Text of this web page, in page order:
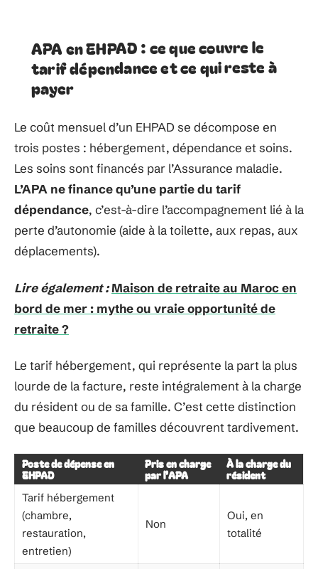
APA en EHPAD : ce que couvre le
tarif dépendance et ce qui reste à
payer
Le coût mensuel d’un EHPAD se décompose en
trois postes : hébergement, dépendance et soins.
Les soins sont financés par l’Assurance maladie.
L’APA ne finance qu’une partie du tarif
dépendance, c’est-à-dire l’accompagnement lié à la
perte d’autonomie (aide à la toilette, aux repas, aux
déplacements).
Lire également : Maison de retraite au Maroc en
bord de mer : mythe ou vraie opportunité de
retraite ?
Le tarif hébergement, qui représente la part la plus
lourde de la facture, reste intégralement à la charge
du résident ou de sa famille. C’est cette distinction
que beaucoup de familles découvrent tardivement.
Poste de dépense en
EHPAD
Pris en charge
par l’APA
À la charge du
résident
Tarif hébergement
(chambre,
restauration,
entretien)
Non
Oui, en
totalité